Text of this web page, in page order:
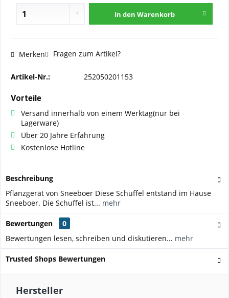
In den Warenkorb
Merken Fragen zum Artikel?
Artikel-Nr.: 252050201153
Vorteile
Versand innerhalb von einem Werktag(nur bei
Lagerware)
Über 20 Jahre Erfahrung
Kostenlose Hotline
Beschreibung
Pflanzgerät von Sneeboer Diese Schuffel entstand im Hause
Sneeboer. Die Schuffel ist... mehr
Bewertungen
0
Bewertungen lesen, schreiben und diskutieren... mehr
Trusted Shops Bewertungen
Hersteller